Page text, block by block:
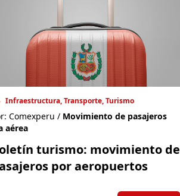
Infraestructura, Transporte, Turismo
Comexperu / Movimiento de pasajeros
aérea
turismo: movimiento de
por aeropuertos